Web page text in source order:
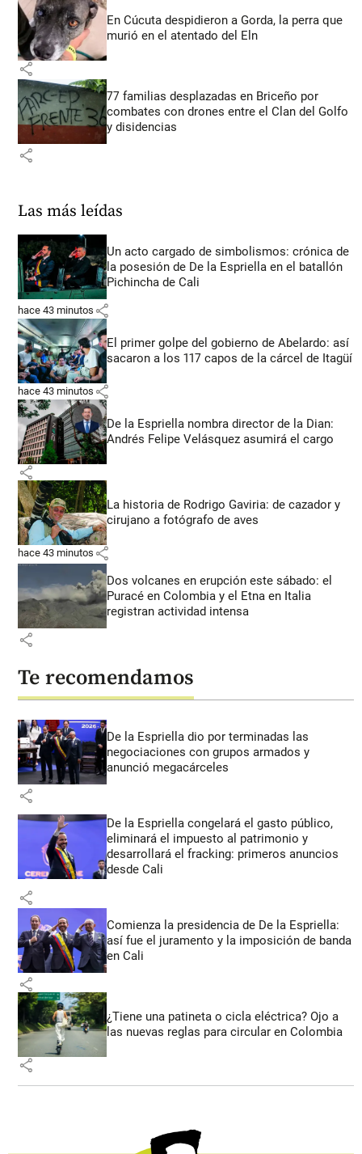
En Cúcuta despidieron a Gorda, la perra que
murió en el atentado del Eln
share
77 familias desplazadas en Briceño por
combates con drones entre el Clan del Golfo
y disidencias
share
Las más leídas
Un acto cargado de simbolismos: crónica de
la posesión de De la Espriella en el batallón
Pichincha de Cali
hace 43 minutos share
El primer golpe del gobierno de Abelardo: así
sacaron a los 117 capos de la cárcel de Itagüí
hace 43 minutos share
De la Espriella nombra director de la Dian:
Andrés Felipe Velásquez asumirá el cargo
share
La historia de Rodrigo Gaviria: de cazador y
cirujano a fotógrafo de aves
hace 43 minutos share
Dos volcanes en erupción este sábado: el
Puracé en Colombia y el Etna en Italia
registran actividad intensa
share
Te recomendamos
De la Espriella dio por terminadas las
negociaciones con grupos armados y
anunció megacárceles
share
De la Espriella congelará el gasto público,
eliminará el impuesto al patrimonio y
desarrollará el fracking: primeros anuncios
desde Cali
share
Comienza la presidencia de De la Espriella:
así fue el juramento y la imposición de banda
en Cali
share
¿Tiene una patineta o cicla eléctrica? Ojo a
las nuevas reglas para circular en Colombia
share